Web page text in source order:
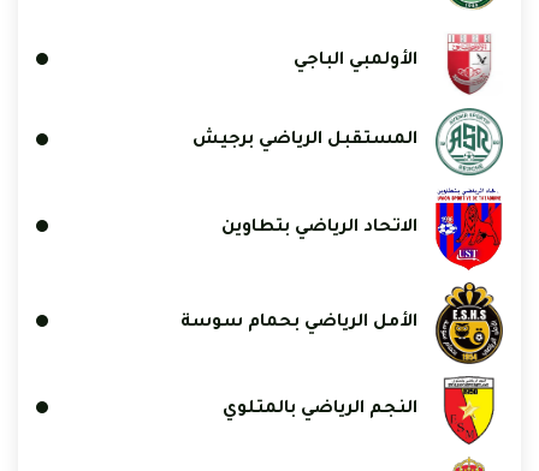
الأولمبي الباجي
المستقبل الرياضي برجيش
الاتحاد الرياضي بتطاوين
الأمل الرياضي بحمام سوسة
النجم الرياضي بالمتلوي